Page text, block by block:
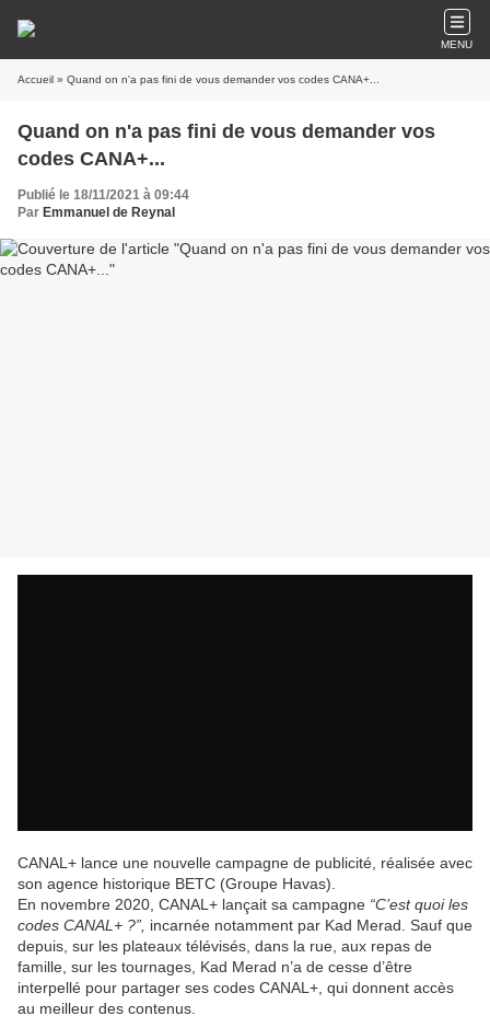
MENU
Accueil » Quand on n'a pas fini de vous demander vos codes CANA+...
Quand on n'a pas fini de vous demander vos
codes CANA+...
Publié le 18/11/2021 à 09:44
Par Emmanuel de Reynal
CANAL+ lance une nouvelle campagne de publicité, réalisée avec
son agence historique BETC (Groupe Havas).
En novembre 2020, CANAL+ lançait sa campagne “C’est quoi les
codes CANAL+ ?”, incarnée notamment par Kad Merad. Sauf que
depuis, sur les plateaux télévisés, dans la rue, aux repas de
famille, sur les tournages, Kad Merad n’a de cesse d’être
interpellé pour partager ses codes CANAL+, qui donnent accès
au meilleur des contenus.